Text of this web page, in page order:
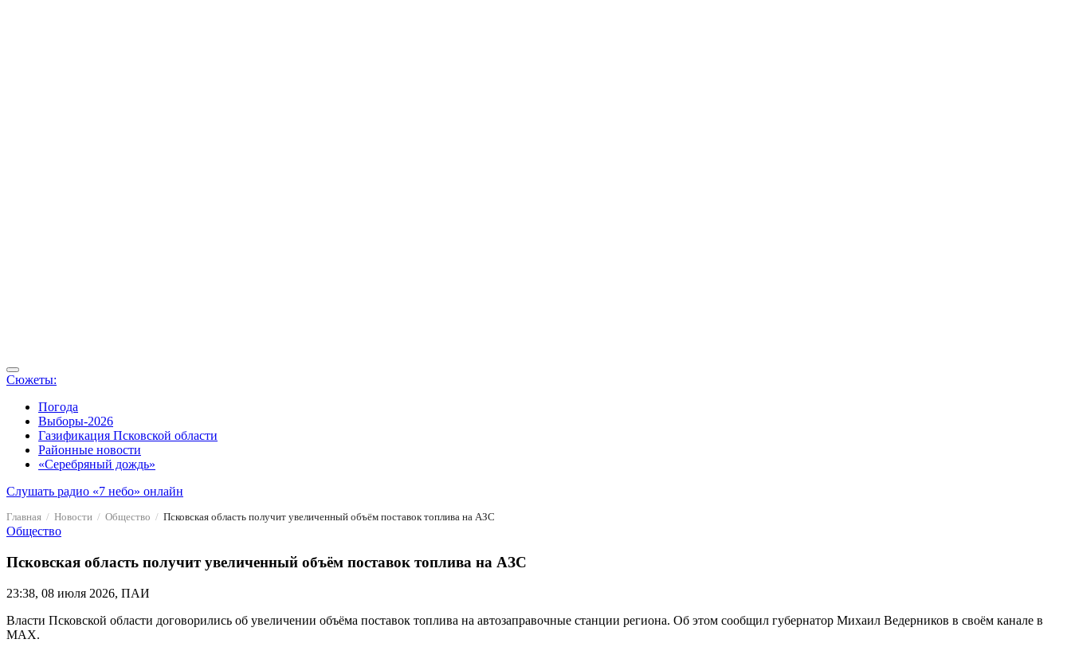
Сюжеты:
Погода
Выборы-2026
Газификация Псковской области
Районные новости
«Серебряный дождь»
Слушать радио «7 небо» онлайн
Главная Новости Общество Псковская область получит увеличенный объём поставок топлива на АЗС
Общество
Псковская область получит увеличенный объём поставок топлива на АЗС
23:38, 08 июля 2026, ПАИ
Власти Псковской области договорились об увеличении объёма поставок топлива на автозаправочные станции региона. Об этом сообщил губернатор Михаил Ведерников в своём канале в
MAX.